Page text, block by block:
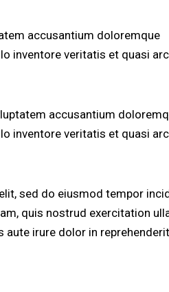
accusantium doloremque
inventore veritatis et quasi
accusantium
inventore veritatis et quasi
sed do eiusmod tempor
quis nostrud exercitation
irure dolor in